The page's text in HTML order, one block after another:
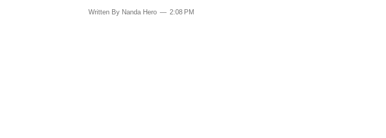
Written By Nanda Hero 2:08 PM